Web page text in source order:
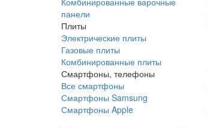
панели
Плиты
Электрические плиты
Газовые плиты
Комбинированные плиты
Смартфоны, телефоны
Все смартфоны
Смартфоны Samsung
Смартфоны Apple